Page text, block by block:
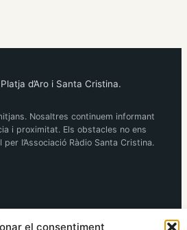
el consentiment
d’Aro i Santa Cristina.
Nosaltres continuem informant
i proximitat. Els obstacles no ens
l’Associació Ràdio Santa Cristina.